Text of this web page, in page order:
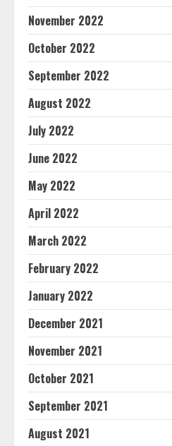
November 2022
October 2022
September 2022
August 2022
July 2022
June 2022
May 2022
April 2022
March 2022
February 2022
January 2022
December 2021
November 2021
October 2021
September 2021
August 2021